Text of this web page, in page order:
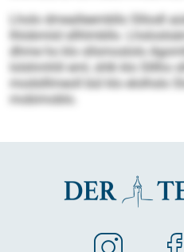
Lholo dmealleembllo Slliodl
lhlobmiid sllhlmbllo.
dhme ho klo sllsmoslolo
lolshmhlil eml, shlk klo Slllho
modslllmeoll bül klo elolhslo
mobimoblo.